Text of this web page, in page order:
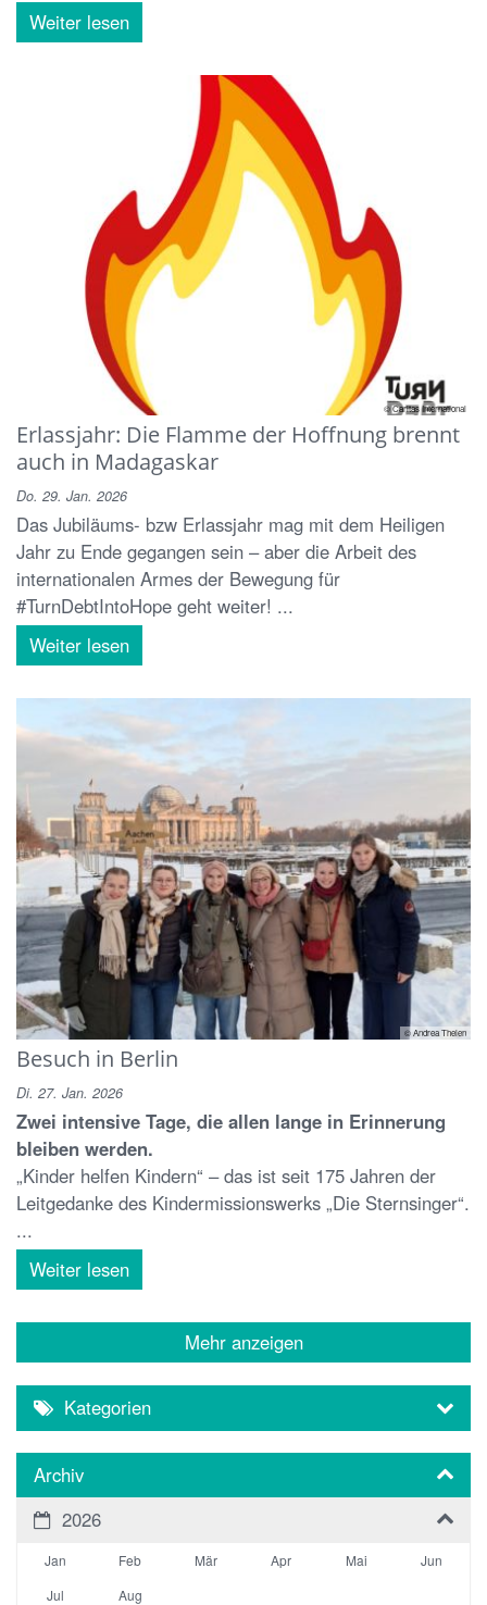
Weiter lesen
© Caritas International
Erlassjahr: Die Flamme der Hoffnung brennt
auch in Madagaskar
Do. 29. Jan. 2026
Das Jubiläums- bzw Erlassjahr mag mit dem Heiligen
Jahr zu Ende gegangen sein – aber die Arbeit des
internationalen Armes der Bewegung für
#TurnDebtIntoHope geht weiter! ...
Weiter lesen
© Andrea Thelen
Besuch in Berlin
Di. 27. Jan. 2026
Zwei intensive Tage, die allen lange in Erinnerung
bleiben werden.
„Kinder helfen Kindern“ – das ist seit 175 Jahren der
Leitgedanke des Kindermissionswerks „Die Sternsinger“.
...
Weiter lesen
Mehr anzeigen
Kategorien
Archiv
2026
Jan Feb Mär Apr Mai
Jun
Jul
Aug